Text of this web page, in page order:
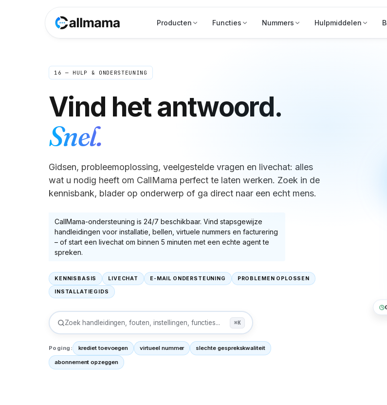
Producten Functies Nummers Hulpmiddelen
16 — HULP & ONDERSTEUNING
Vind het antwoord.
Snel.
Gidsen, probleemoplossing, veelgestelde vragen en livechat: alles
wat u nodig heeft om CallMama perfect te laten werken. Zoek in de
kennisbank, blader op onderwerp of ga direct naar een echt mens.
CallMama-ondersteuning is 24/7 beschikbaar. Vind stapsgewijze
handleidingen voor installatie, bellen, virtuele nummers en facturering
– of start een livechat om binnen 5 minuten met een echte agent te
spreken.
KENNISBASIS LIVECHAT E-MAIL ONDERSTEUNING PROBLEMEN OPLOSSEN
INSTALLATIEGIDS
Zoek handleidingen, fouten, instellingen, functies... ⌘K
Poging: krediet toevoegen virtueel nummer slechte gesprekskwaliteit
abonnement opzeggen